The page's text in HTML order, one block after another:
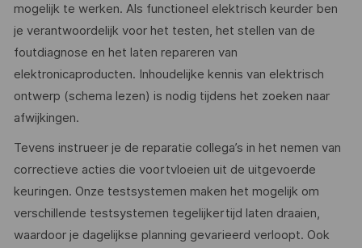
mogelijk te werken. Als functioneel elektrisch keurder ben
je verantwoordelijk voor het testen, het stellen van de
foutdiagnose en het laten repareren van
elektronicaproducten. Inhoudelijke kennis van elektrisch
ontwerp (schema lezen) is nodig tijdens het zoeken naar
afwijkingen.
Tevens instrueer je de reparatie collega’s in het nemen van
correctieve acties die voortvloeien uit de uitgevoerde
keuringen. Onze testsystemen maken het mogelijk om
verschillende testsystemen tegelijkertijd laten draaien,
waardoor je dagelijkse planning gevarieerd verloopt. Ook